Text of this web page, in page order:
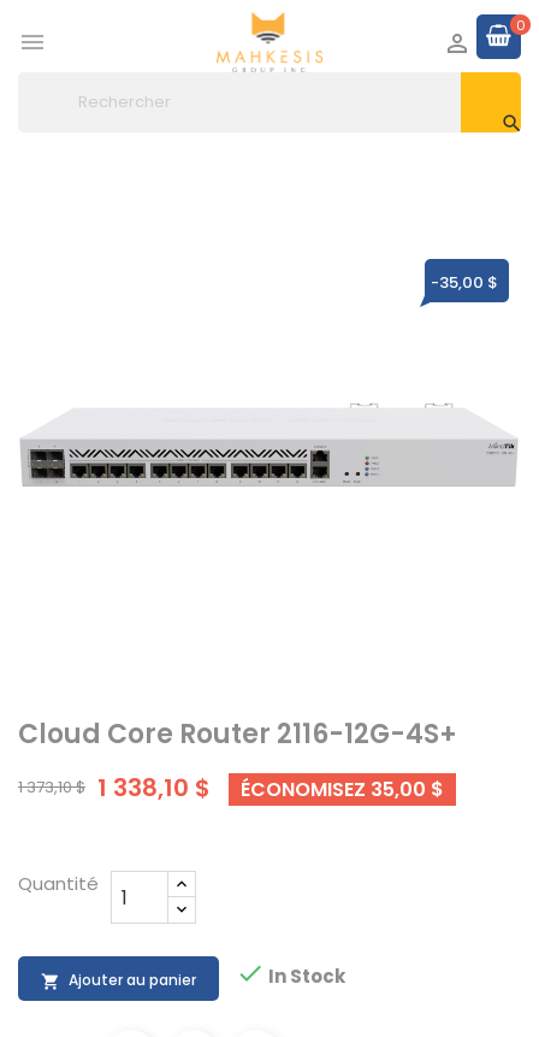

0


-35,00 $
Cloud Core Router 2116-12G-4S+
1 373,10 $ 1 338,10 $ ÉCONOMISEZ 35,00 $
Quantité
 Ajouter au panier  In Stock